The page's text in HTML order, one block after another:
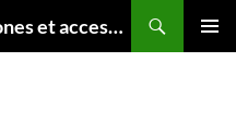
Drone, test, news et tuto drones et accessoires